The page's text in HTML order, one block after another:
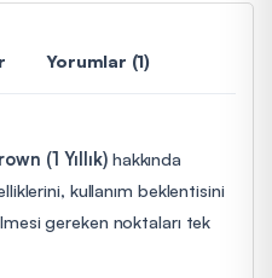
Yorumlar (1)
(1 Yıllık)hakkında
kullanım beklentisini
gereken noktaları tek